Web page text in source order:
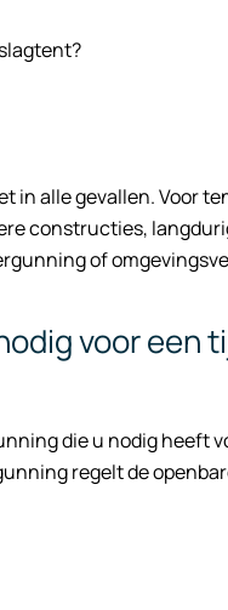
in alle gevallen. Voor
constructies,
of
voor een
die u nodig heeft
regelt de